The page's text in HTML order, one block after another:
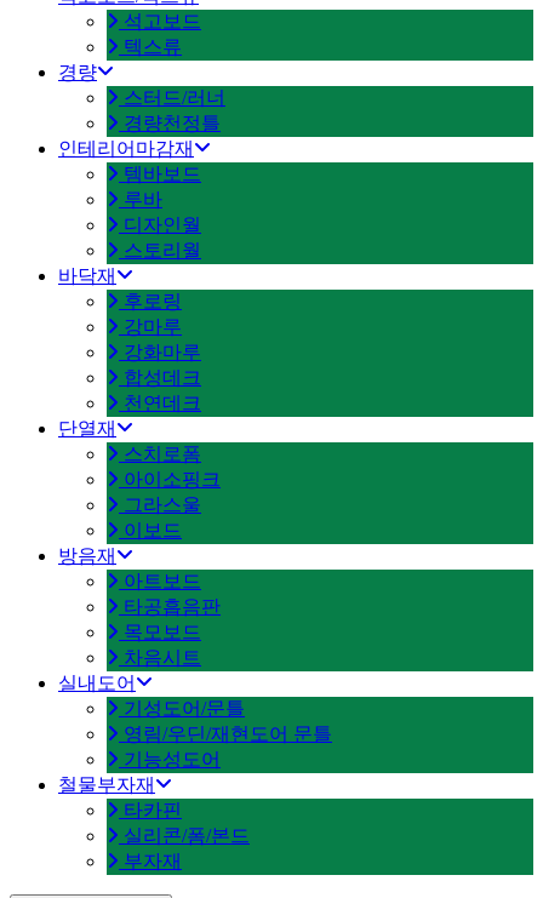
석고보드
텍스류
경량
스터드/러너
경량천정틀
인테리어마감재
템바보드
루바
디자인월
스토리월
바닥재
후로링
강마루
강화마루
합성데크
천연데크
단열재
스치로폼
아이소핑크
그라스울
이보드
방음재
아트보드
타공흡음판
목모보드
차음시트
실내도어
기성도어/문틀
영림/우딘/재현도어 문틀
기능성도어
철물부자재
타카핀
실리콘/폼/본드
부자재